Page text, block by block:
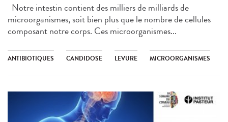
Notre intestin contient des milliers de milliards de
microorganismes, soit bien plus que le nombre de cellules
composant notre corps. Ces microorganismes...
ANTIBIOTIQUES CANDIDOSE LEVURE MICROORGANISMES